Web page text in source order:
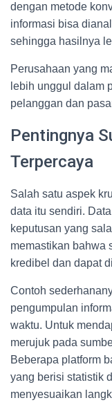
dengan metode
informasi bisa
sehingga hasilnya
Perusahaan yang
lebih unggul dalam
pelanggan dan
Pentingnya
Terpercaya
Salah satu aspek
data itu sendiri.
keputusan yang
memastikan bahwa
kredibel dan dapat
Contoh
pengumpulan
waktu. Untuk
merujuk pada
Beberapa platform
yang berisi statistik
menyesuaikan